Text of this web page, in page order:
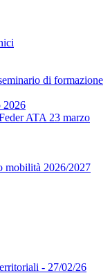
di formazione
2026
ATA 23 marzo
mobilità 2026/2027
- 27/02/26